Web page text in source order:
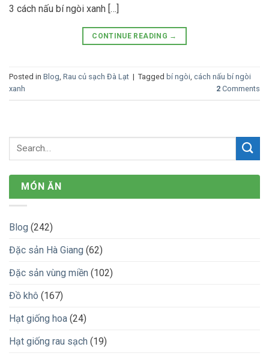
3 cách nấu bí ngòi xanh […]
CONTINUE READING →
Posted in Blog, Rau củ sạch Đà Lạt | Tagged bí ngòi, cách nấu bí ngòi
xanh
2 Comments
MÓN ĂN
Blog (242)
Đặc sản Hà Giang (62)
Đặc sản vùng miền (102)
Đồ khô (167)
Hạt giống hoa (24)
Hạt giống rau sạch (19)